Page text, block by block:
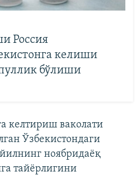
Россия
келиши
бўлиши
келтириш ваколати
Ўзбекистондаги
ноябридаёқ
тайёрлигини